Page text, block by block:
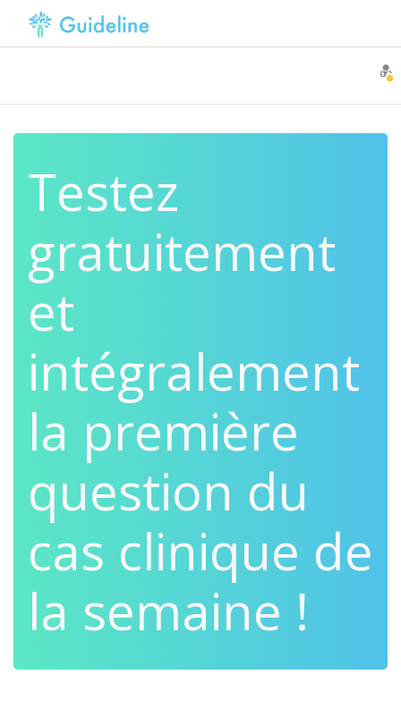
Testez
gratuitement
et
intégralement
la première
question du
cas clinique de
la semaine !